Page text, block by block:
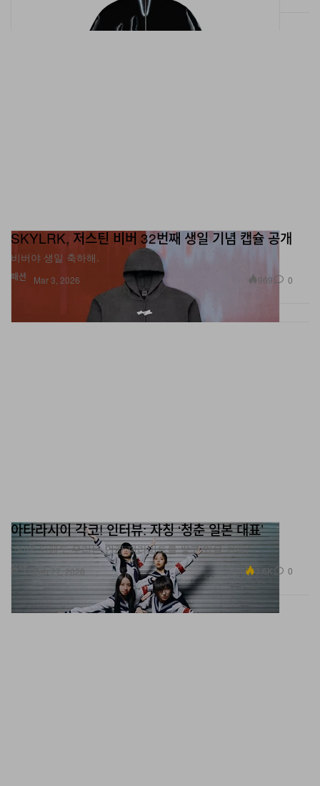
패션
SKYLRK, 저스틴 비버 32번째 생일 기념 캡슐 공개
비버야 생일 축하해.
Mar 3, 2026 969 0
음악
아타라시이 각코! 인터뷰: 자칭 ‘청춘 일본 대표’
“50년 뒤에도 우리는 인간 피라미드를 쌓고 있을 거다.”
Feb 27, 2026 3.6K 0